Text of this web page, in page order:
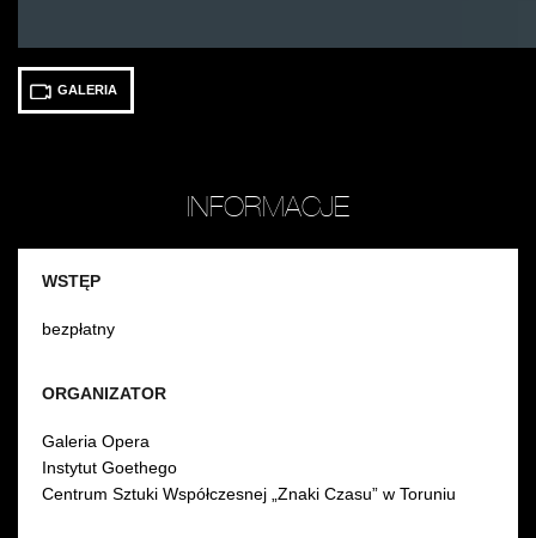
GALERIA
INFORMACJE
ORGANIZATOR
Galeria Opera
Instytut Goethego
Centrum Sztuki Współczesnej „Znaki Czasu” w Toruniu
WSTĘP
bezpłatny